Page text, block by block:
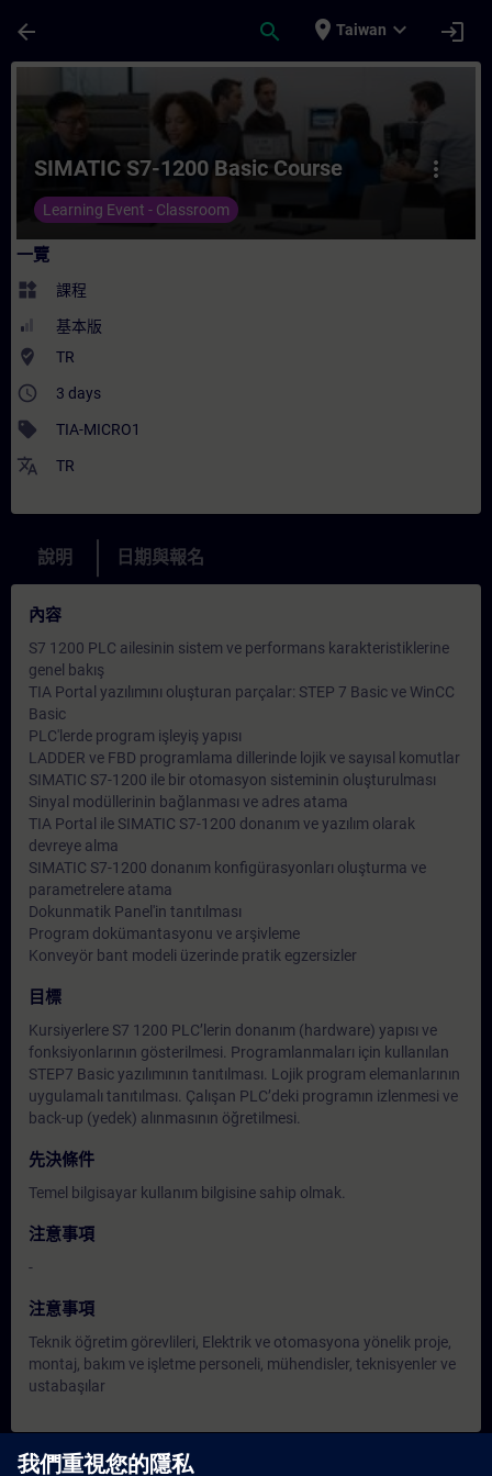
arrow_back search place Taiwan expand_more login
課程 - SIMATIC S7-1200 Basic Course -
more_vert
SIMATIC S7-1200 Basic Course
Learning Event - Classroom
一覽
widgets 課程
基本版
where_to_vote TR
access_time 3 days
sell TIA-MICRO1
translate TR
說明 日期與報名
內容
S7 1200 PLC ailesinin sistem ve performans karakteristiklerine
genel bakış
TIA Portal yazılımını oluşturan parçalar: STEP 7 Basic ve WinCC
Basic
PLC'lerde program işleyiş yapısı
LADDER ve FBD programlama dillerinde lojik ve sayısal komutlar
SIMATIC S7-1200 ile bir otomasyon sisteminin oluşturulması
Sinyal modüllerinin bağlanması ve adres atama
TIA Portal ile SIMATIC S7-1200 donanım ve yazılım olarak
devreye alma
SIMATIC S7-1200 donanım konfigürasyonları oluşturma ve
parametrelere atama
Dokunmatik Panel'in tanıtılması
Program dokümantasyonu ve arşivleme
Konveyör bant modeli üzerinde pratik egzersizler
目標
Kursiyerlere S7 1200 PLC’lerin donanım (hardware) yapısı ve
fonksiyonlarının gösterilmesi. Programlanmaları için kullanılan
STEP7 Basic yazılımının tanıtılması. Lojik program elemanlarının
uygulamalı tanıtılması. Çalışan PLC’deki programın izlenmesi ve
back-up (yedek) alınmasının öğretilmesi.
先決條件
Temel bilgisayar kullanım bilgisine sahip olmak.
注意事項
-
注意事項
Teknik öğretim görevlileri, Elektrik ve otomasyona yönelik proje,
montaj, bakım ve işletme personeli, mühendisler, teknisyenler ve
ustabaşılar